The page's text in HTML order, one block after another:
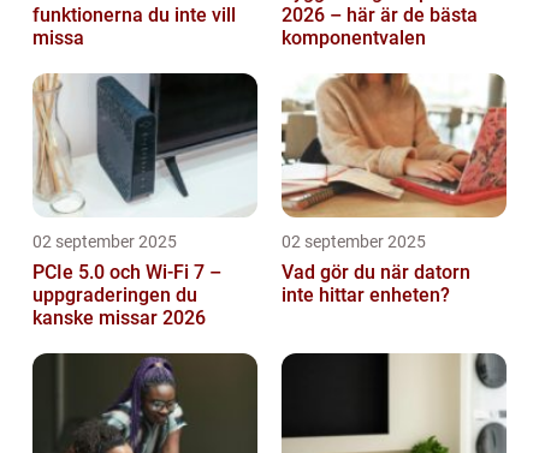
funktionerna du inte vill
missa
2026 – här är de bästa
komponentvalen
02 september 2025
PCIe 5.0 och Wi-Fi 7 –
uppgraderingen du
kanske missar 2026
02 september 2025
Vad gör du när datorn
inte hittar enheten?